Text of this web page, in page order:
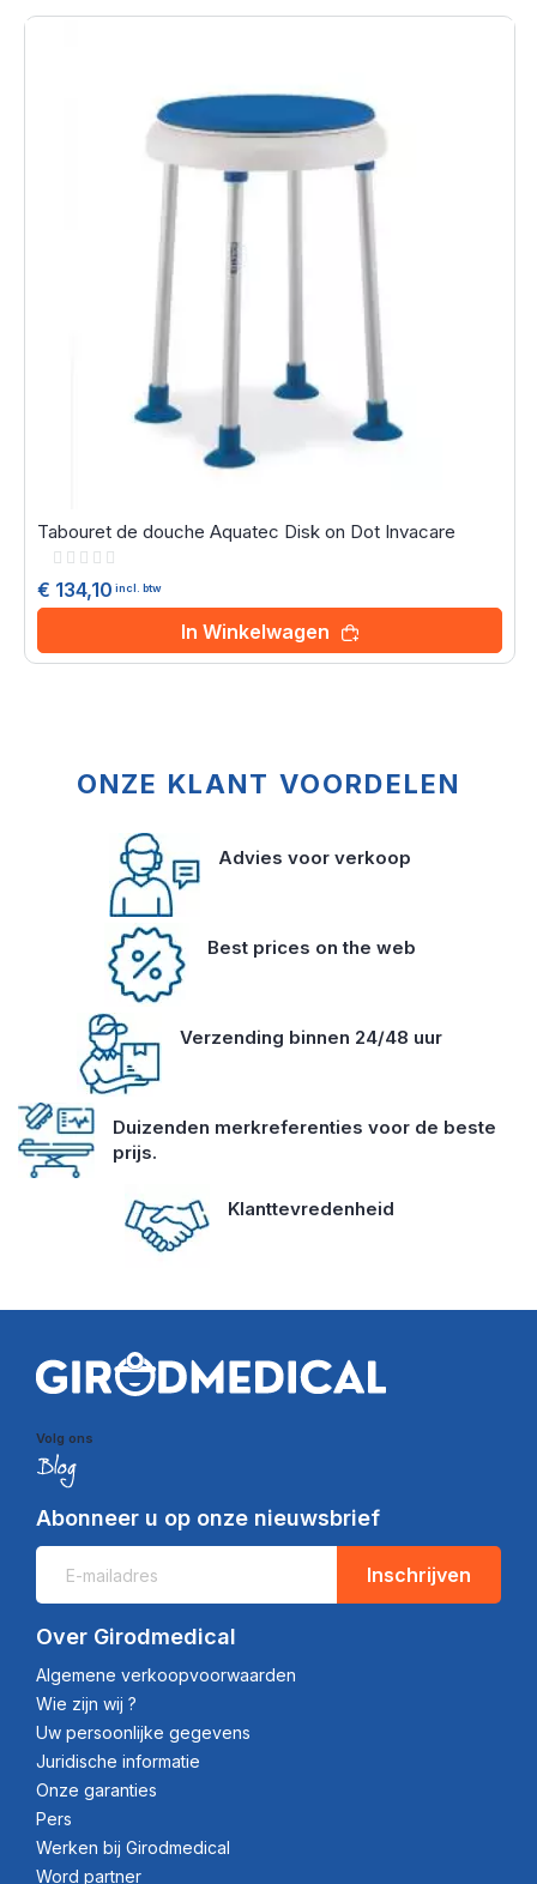
Tabouret de douche Aquatec Disk on Dot Invacare
Rating:
€ 134,10 incl. btw
In Winkelwagen
ONZE KLANT VOORDELEN
Advies voor verkoop
Best prices on the web
Verzending binnen 24/48 uur
Duizenden merkreferenties voor de beste
prijs.
Klanttevredenheid
Volg ons
Abonneer u op onze nieuwsbrief
Inschrijven
Over Girodmedical
Algemene verkoopvoorwaarden
Wie zijn wij ?
Uw persoonlijke gegevens
Juridische informatie
Onze garanties
Pers
Werken bij Girodmedical
Word partner